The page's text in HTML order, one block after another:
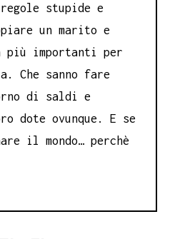
stupide e
un marito e
più importanti per
Che sanno fare
di saldi e
dote ovunque. E se
il mondo… perchè